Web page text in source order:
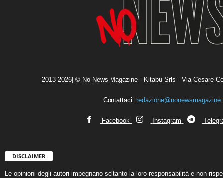
2013-2026| © No News Magazine - Kitabu Srls - Via Cesare
Contattaci:
Facebook Instagram
DISCLAIMER
Le opinioni degli autori impegnano soltanto la loro responsabilità e non